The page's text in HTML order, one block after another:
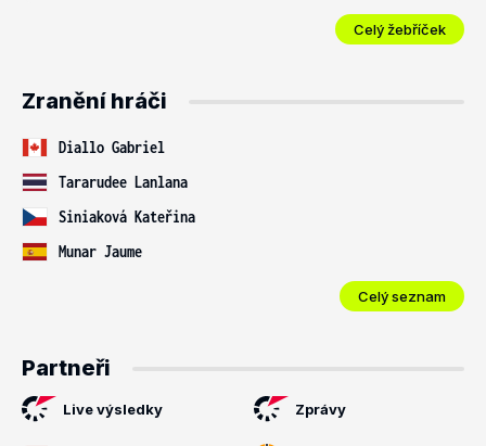
Celý žebříček
Zranění hráči
Diallo Gabriel
Tararudee Lanlana
Siniaková Kateřina
Munar Jaume
Celý seznam
Partneři
Live výsledky Zprávy